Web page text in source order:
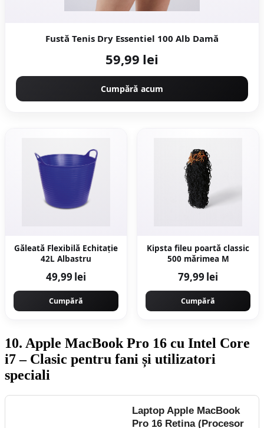
Fustă Tenis Dry Essentiel 100 Alb Damă
59,99 lei
Cumpără acum
Găleată Flexibilă Echitație
42L Albastru
49,99 lei
Cumpără
Kipsta fileu poartă classic
500 mărimea M
79,99 lei
Cumpără
10. Apple MacBook Pro 16 cu Intel Core
i7 – Clasic pentru fani și utilizatori
speciali
Laptop Apple MacBook
Pro 16 Retina (Procesor